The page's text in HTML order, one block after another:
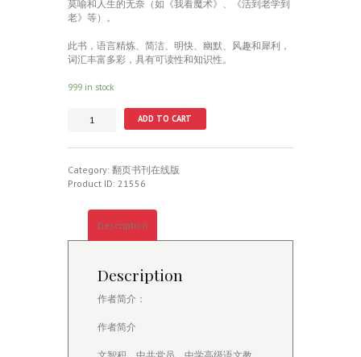
莫喻和人生的无奈（如《我看魔术》、《活到老学到
老》等）。
此书，语言精炼、简洁、明快、幽默、风趣和犀利，
词汇丰富多彩，具有可读性和知识性。
999 in stock
文
选
ADD TO CART
Category: 翻页书刊在线版
Product ID: 21556
Description
Description
作者简介：
作者简介